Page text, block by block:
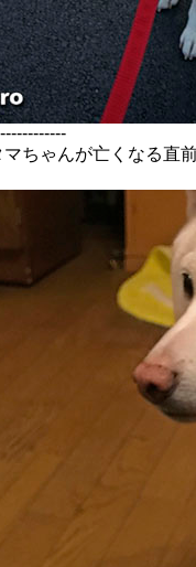
ちゃんが亡くなる直